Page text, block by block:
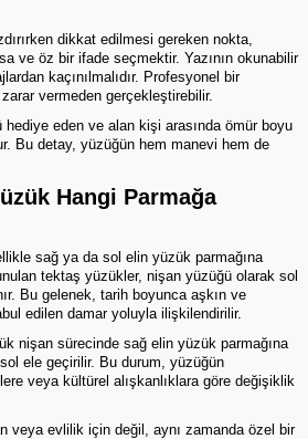
dikkat edilmesi gereken nokta,
ve öz bir ifade seçmektir. Yazının okunabilir
kaçınılmalıdır. Profesyonel bir
vermeden gerçekleştirebilir.
hediye eden ve alan kişi arasında ömür boyu
Bu detay, yüzüğün hem manevi hem de
Hangi Parmağa
sağ ya da sol elin yüzük parmağına
tektaş yüzükler, nişan yüzüğü olarak sol
Bu gelenek, tarih boyunca aşkın ve
edilen damar yoluyla ilişkilendirilir.
nişan sürecinde sağ elin yüzük parmağına
ele geçirilir. Bu durum, yüzüğün
veya kültürel alışkanlıklara göre değişiklik
veya evlilik için değil, aynı zamanda özel bir